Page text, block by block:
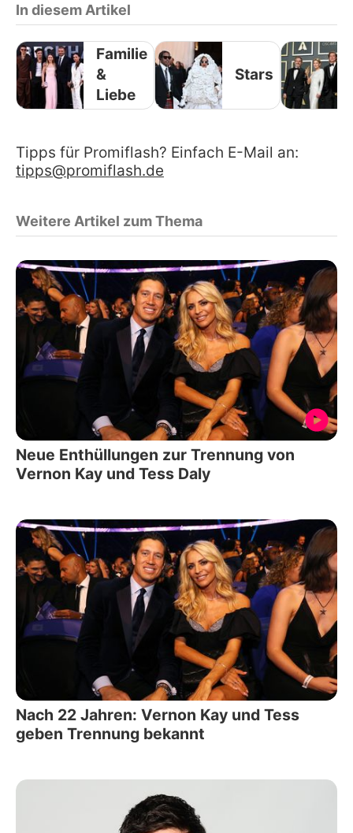
In diesem Artikel
Familie
&
Liebe
Stars
Tipps für Promiflash? Einfach E-Mail an:
tipps@promiflash.de
Weitere Artikel zum Thema
Neue Enthüllungen zur Trennung von
Vernon Kay und Tess Daly
Nach 22 Jahren: Vernon Kay und Tess
geben Trennung bekannt